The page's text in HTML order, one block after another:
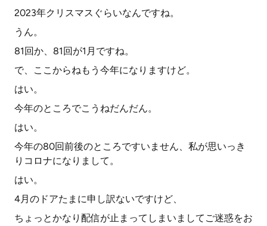
2023年クリスマスぐらいなんですね。
うん。
81回か、81回が1月ですね。
で、ここからねもう今年になりますけど。
はい。
今年のところでこうねだんだん。
はい。
今年の80回前後のところですいません、私が思いっき
りコロナになりまして。
はい。
4月のドアたまに申し訳ないですけど、
ちょっとかなり配信が止まってしまいましてご迷惑をお